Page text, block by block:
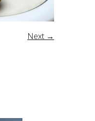
Next →